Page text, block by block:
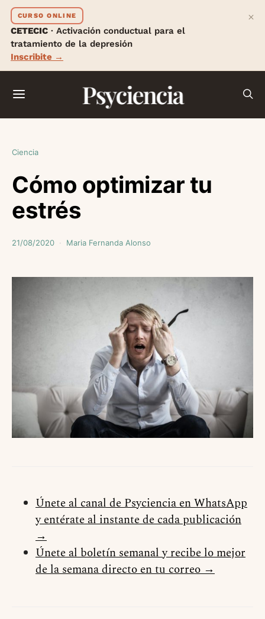
CURSO ONLINE
CETECIC · Activación conductual para el
tratamiento de la depresión
Inscribite →
×
Psyciencia
Ciencia
Cómo optimizar tu
estrés
21/08/2020 Maria Fernanda Alonso
Únete al canal de Psyciencia en WhatsApp
y entérate al instante de cada publicación
→
Únete al boletín semanal y recibe lo mejor
de la semana directo en tu correo →